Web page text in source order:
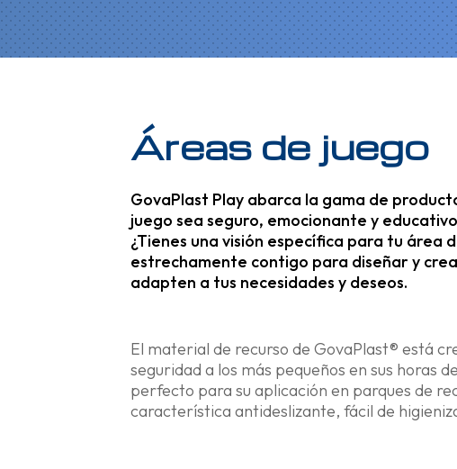
Áreas de juego
GovaPlast Play abarca la gama de
juego sea seguro, emocionante y
¿Tienes una visión específica para tu área
estrechamente contigo para diseñar y
adapten a tus necesidades y deseos.
El material de recurso de GovaPlast® está
seguridad a los más pequeños en sus horas
perfecto para su aplicación en parques de
característica antideslizante, fácil de